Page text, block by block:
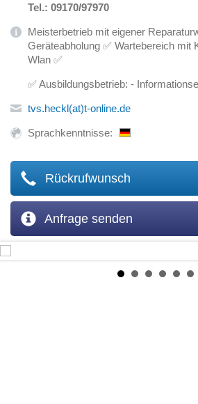
Tel.: 09170/97970
Meisterbetrieb mit eigener
Geräteabholung ✅ Wartebereich mit
Wlan ✅
✅ Ausbildungsbetrieb: -
tvs.heckl(at)t-online.de
Sprachkenntnisse:
Rückrufwunsch
Anfrage senden